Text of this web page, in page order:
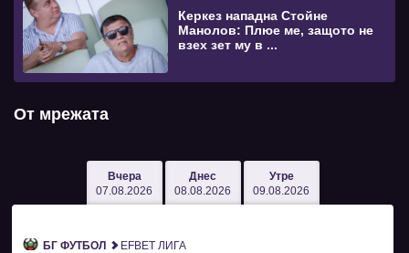
Керкез нападна Стойне
Манолов: Плюе ме, защото не
взех зет му в ...
От мрежата
Вчера
07.08.2026
Днес
08.08.2026
Утре
09.08.2026
БГ ФУТБОЛ EFBET ЛИГА